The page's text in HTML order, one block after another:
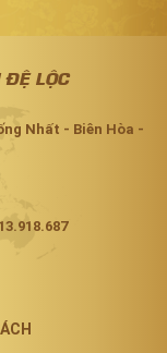
LỘC
Nhất - Biên Hòa -